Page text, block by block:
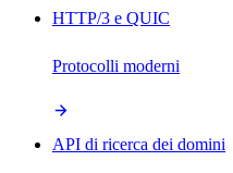
HTTP/3 e QUIC
Protocolli moderni
API di ricerca dei domini